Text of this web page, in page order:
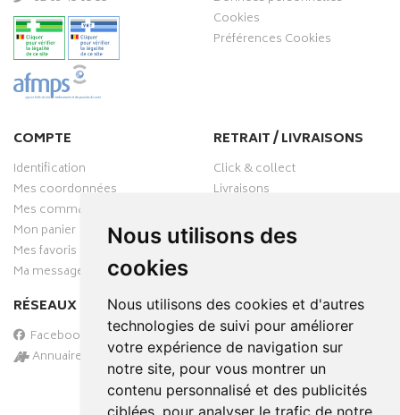
Nous utilisons des
cookies
Nous utilisons des cookies et d'autres
technologies de suivi pour améliorer
votre expérience de navigation sur
notre site, pour vous montrer un
contenu personnalisé et des publicités
ciblées, pour analyser le trafic de notre
Cookies
Préférences Cookies
COMPTE
Identification
Mes coordonnées
Mes commandes
Mon panier
Mes favoris
Ma messagerie
RÉSEAUX SOCIAUX
Facebook
Annuaire des pharmacies
RETRAIT / LIVRAISONS
Click & collect
Livraisons
PAIEMENT SÉCURISÉ